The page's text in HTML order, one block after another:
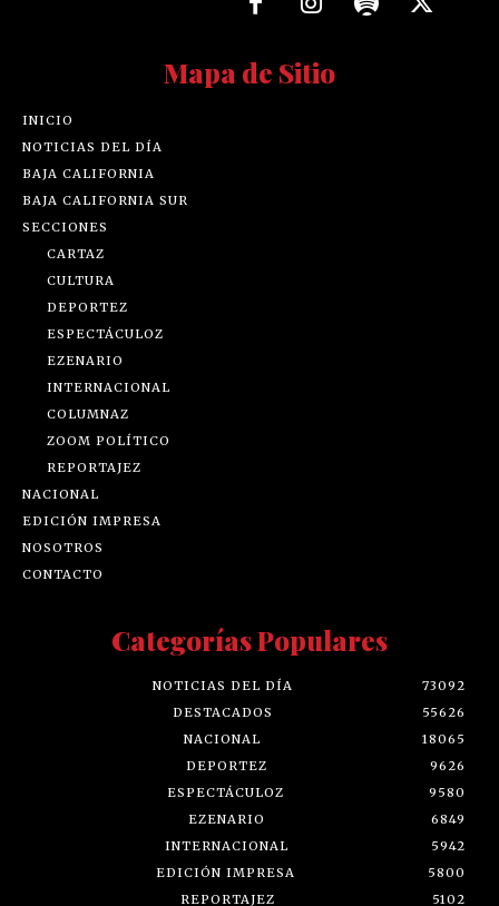
Mapa de Sitio
INICIO
NOTICIAS DEL DÍA
BAJA CALIFORNIA
BAJA CALIFORNIA SUR
SECCIONES
CARTAZ
CULTURA
DEPORTEZ
ESPECTÁCULOZ
EZENARIO
INTERNACIONAL
COLUMNAZ
ZOOM POLÍTICO
REPORTAJEZ
NACIONAL
EDICIÓN IMPRESA
NOSOTROS
CONTACTO
Categorías Populares
NOTICIAS DEL DÍA
73092
DESTACADOS
55626
NACIONAL
18065
DEPORTEZ
9626
ESPECTÁCULOZ
9580
EZENARIO
6849
INTERNACIONAL
5942
EDICIÓN IMPRESA
5800
REPORTAJEZ
5102